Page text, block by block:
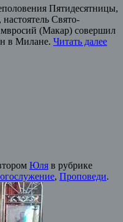
Пятидесятницы,
Свято-
(Макар) совершил
в Милане. Читать далее
Юля в рубрике
, Проповеди.